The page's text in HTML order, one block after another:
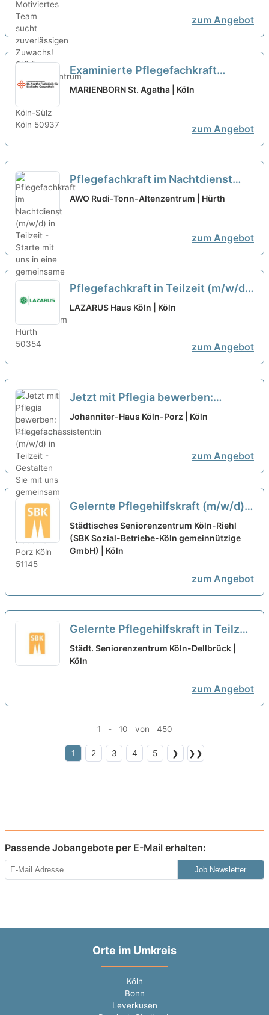
zum Angebot
Examinierte Pflegefachkraft
(w/m/d) als "Pflegefachkraft vom
MARIENBORN St. Agatha | Köln
zum Angebot
Pflegefachkraft im Nachtdienst
(m/w/d) in Teilzeit - Starte mit uns
AWO Rudi-Tonn-Altenzentrum | Hürth
zum Angebot
Pflegefachkraft in Teilzeit (m/w/d)
für den Tagdienst - Leben
LAZARUS Haus Köln | Köln
zum Angebot
Jetzt mit Pflegia bewerben:
Pflegefachassistent:in (m/w/d) in
Teilzeit - Gestalten Sie mit uns
Johanniter-Haus Köln-Porz | Köln
zum Angebot
Gelernte Pflegehilfskraft (m/w/d)
in Teilzeit - Für den Standort Köln-
Riehl! neu
Städtisches Seniorenzentrum Köln-Riehl
(SBK Sozial-Betriebe-Köln gemeinnützige
GmbH) | Köln
zum Angebot
Gelernte Pflegehilfskraft in Teilzeit
(m/w/d) - Arbeite mit einem tollen
und erfahrenen Team!
Städt. Seniorenzentrum Köln-Dellbrück |
Köln
zum Angebot
1 - 10 von 450
1 2 3 4 5 ❯ ❯❯
Passende Jobangebote per E-Mail erhalten:
Job Newsletter
Orte im Umkreis
Köln
Bonn
Leverkusen